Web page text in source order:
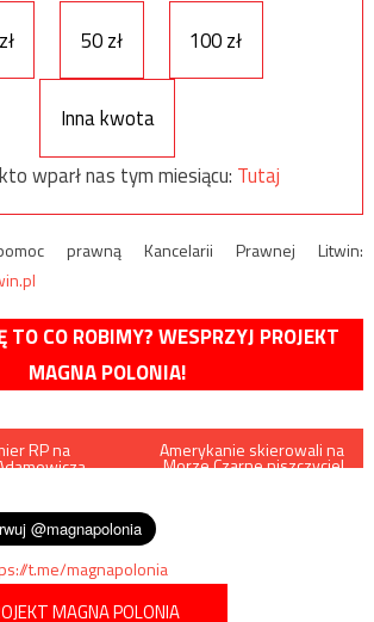
50 zł 100 zł
Inna kwota
wparł nas tym miesiącu: Tutaj
prawną Kancelarii Prawnej Litwin:
TO CO ROBIMY? WESPRZYJ PROJEKT
MAGNA POLONIA!
RP na Amerykanie skierowali na
Morze Czarne niszczyciel
t.me/magnapolonia
MAGNA POLONIA